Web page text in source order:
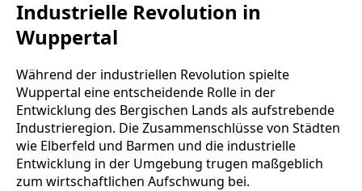
Industrielle Revolution in
Wuppertal
Während der industriellen Revolution spielte
Wuppertal eine entscheidende Rolle in der
Entwicklung des Bergischen Lands als aufstrebende
Industrieregion. Die Zusammenschlüsse von Städten
wie Elberfeld und Barmen und die industrielle
Entwicklung in der Umgebung trugen maßgeblich
zum wirtschaftlichen Aufschwung bei.